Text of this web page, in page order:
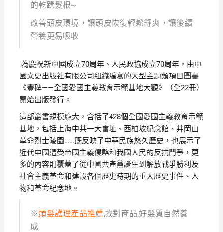
的乾躁髮根~
改善頭皮環境，讓頭皮恢復輕鬆舒爽，讓後續
營養更易吸收
為慶祝新中國成立70周年、人民政協成立70周年，由中
國文史出版社有限公司組織編寫的大型主題類項目圖書
《豐碑——全國愛國主義教育示範基地大觀》（全22冊）
開始出版發行。
這部叢書規模龐大，含括了428個全國愛國主義教育示範
基地，包括上海中共一大會址、西柏坡紀念館、井岡山
革命烈士陵園……既反映了中華民族悠久歷史，也展示了
近代中國遭受帝國主義侵略和我國人民的反抗鬥爭，更
多的內容則覆蓋了從中國共產黨誕生到解放戰爭勝利及
社會主義革命和建設各個歷史時期的重大歷史事件、人
物和革命紀念地。
※頭髮護理產品推薦,找對商品,好髮質自然養
成